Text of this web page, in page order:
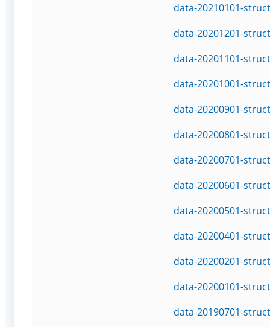
data-20210101-
data-20201201-
data-20201101-
data-20201001-
data-20200901-
data-20200801-
data-20200701-
data-20200601-
data-20200501-
data-20200401-
data-20200201-
data-20200101-
data-20190701-